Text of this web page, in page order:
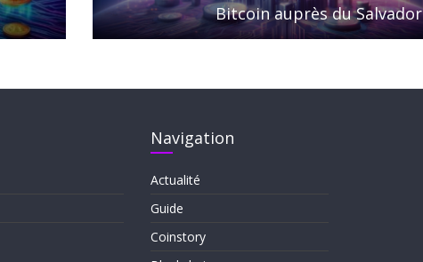
Bitcoin auprès du Salvador
Navigation
Actualité
Guide
Coinstory